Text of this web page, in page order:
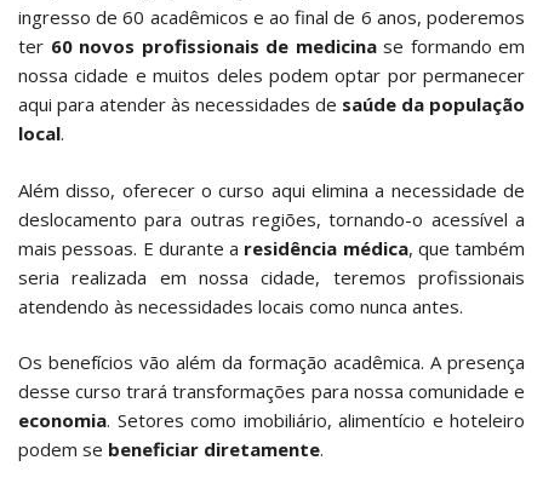
ingresso de 60 acadêmicos e ao final de 6 anos, poderemos
ter 60 novos profissionais de medicinase formando em
nossa cidade e muitos deles podem optar por permanecer
aqui para atender às necessidades de saúde da população
local.
Além disso, oferecer o curso aqui elimina a necessidade de
deslocamento para outras regiões, tornando-o acessível a
mais pessoas. E durante a residência médica, que também
seria realizada em nossa cidade, teremos profissionais
atendendo às necessidades locais como nunca antes.
Os benefícios vão além da formação acadêmica. A presença
desse curso trará transformações para nossa comunidade e
economia. Setores como imobiliário, alimentício e hoteleiro
podem se beneficiar diretamente.